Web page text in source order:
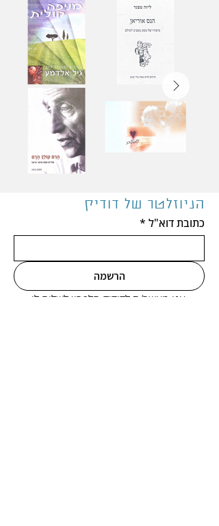
הניוזלטר של דודיק
כתובת דוא"ל *
הרשמה